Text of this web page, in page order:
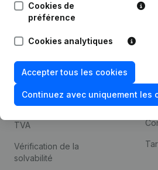
Cookies de
préférence
Cookies analytiques
Accepter tous les cookies
Continuez avec uniquement les
Compliance et prévention
de la fraude
Consulter des comptes
annuels
TVA
Vérification de la
solvabilité